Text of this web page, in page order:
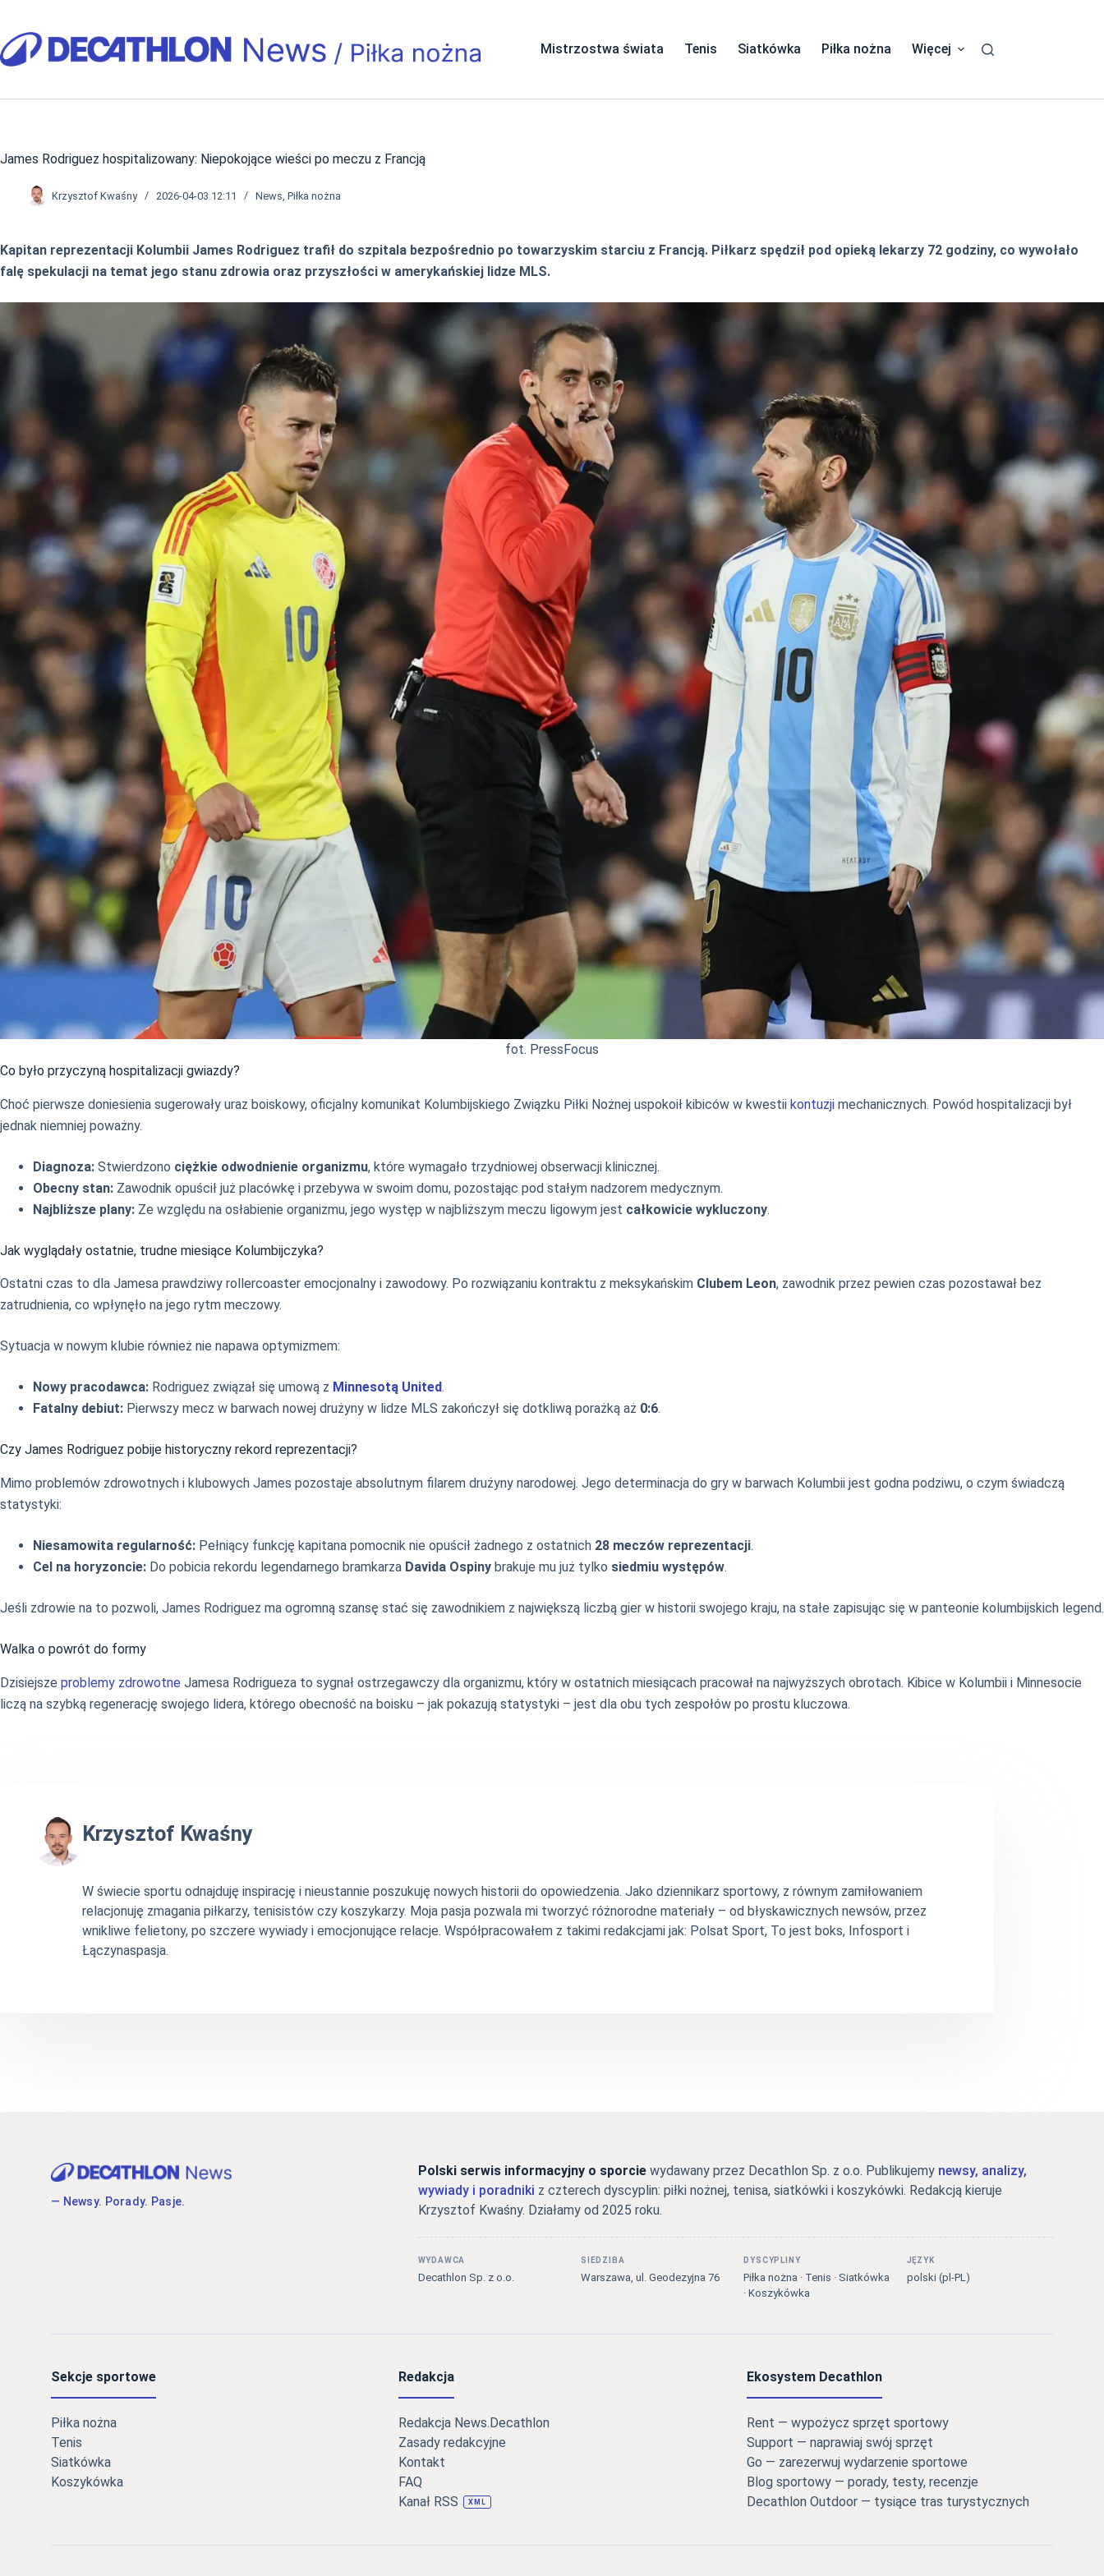
treści
Mistrzostwa świata Tenis Siatkówka Piłka nożna Więcej
James Rodriguez hospitalizowany: Niepokojące wieści po meczu z Francją
Krzysztof Kwaśny 2026-04-03 12:11 News ,Piłka nożna
Kapitan reprezentacji Kolumbii James Rodriguez trafił do szpitala bezpośrednio po towarzyskim starciu z Francją. Piłkarz spędził pod opieką lekarzy 72 godziny, co wywołało
falę spekulacji na temat jego stanu zdrowia oraz przyszłości w amerykańskiej lidze MLS.
fot. PressFocus
Co było przyczyną hospitalizacji gwiazdy?
Choć pierwsze doniesienia sugerowały uraz boiskowy, oficjalny komunikat Kolumbijskiego Związku Piłki Nożnej uspokoił kibiców w kwestii kontuzji mechanicznych. Powód hospitalizacji był
jednak niemniej poważny.
Diagnoza: Stwierdzono ciężkie odwodnienie organizmu, które wymagało trzydniowej obserwacji klinicznej.
Obecny stan: Zawodnik opuścił już placówkę i przebywa w swoim domu, pozostając pod stałym nadzorem medycznym.
Najbliższe plany: Ze względu na osłabienie organizmu, jego występ w najbliższym meczu ligowym jest całkowicie wykluczony.
Jak wyglądały ostatnie, trudne miesiące Kolumbijczyka?
Ostatni czas to dla Jamesa prawdziwy rollercoaster emocjonalny i zawodowy. Po rozwiązaniu kontraktu z meksykańskim Clubem Leon, zawodnik przez pewien czas pozostawał bez
zatrudnienia, co wpłynęło na jego rytm meczowy.
Sytuacja w nowym klubie również nie napawa optymizmem:
Nowy pracodawca: Rodriguez związał się umową z Minnesotą United.
Fatalny debiut: Pierwszy mecz w barwach nowej drużyny w lidze MLS zakończył się dotkliwą porażką aż 0:6.
Czy James Rodriguez pobije historyczny rekord reprezentacji?
Mimo problemów zdrowotnych i klubowych James pozostaje absolutnym filarem drużyny narodowej. Jego determinacja do gry w barwach Kolumbii jest godna podziwu, o czym świadczą
statystyki:
Niesamowita regularność: Pełniący funkcję kapitana pomocnik nie opuścił żadnego z ostatnich 28 meczów reprezentacji.
Cel na horyzoncie: Do pobicia rekordu legendarnego bramkarza Davida Ospiny brakuje mu już tylko siedmiu występów.
Jeśli zdrowie na to pozwoli, James Rodriguez ma ogromną szansę stać się zawodnikiem z największą liczbą gier w historii swojego kraju, na stałe zapisując się w panteonie kolumbijskich legend.
Walka o powrót do formy
Dzisiejsze problemy zdrowotne Jamesa Rodrigueza to sygnał ostrzegawczy dla organizmu, który w ostatnich miesiącach pracował na najwyższych obrotach. Kibice w Kolumbii i Minnesocie
liczą na szybką regenerację swojego lidera, którego obecność na boisku – jak pokazują statystyki – jest dla obu tych zespołów po prostu kluczowa.
Krzysztof Kwaśny
W świecie sportu odnajduję inspirację i nieustannie poszukuję nowych historii do opowiedzenia. Jako dziennikarz sportowy, z równym zamiłowaniem
relacjonuję zmagania piłkarzy, tenisistów czy koszykarzy. Moja pasja pozwala mi tworzyć różnorodne materiały – od błyskawicznych newsów, przez
wnikliwe felietony, po szczere wywiady i emocjonujące relacje. Współpracowałem z takimi redakcjami jak: Polsat Sport, To jest boks, Infosport i
Łączynaspasja.
— Newsy. Porady. Pasje.
Polski serwis informacyjny o sporciewydawany przez Decathlon Sp. z o.o. Publikujemy newsy, analizy,
wywiady i poradniki z czterech dyscyplin: piłki nożnej, tenisa, siatkówki i koszykówki. Redakcją kieruje
Krzysztof Kwaśny. Działamy od 2025 roku.
WYDAWCA
Decathlon Sp. z o.o.
SIEDZIBA
Warszawa, ul. Geodezyjna 76
DYSCYPLINY
Piłka nożna · Tenis · Siatkówka
· Koszykówka
JĘZYK
polski (pl-PL)
Sekcje sportowe
Piłka nożna
Tenis
Siatkówka
Koszykówka
Redakcja
Redakcja News.Decathlon
Zasady redakcyjne
Kontakt
FAQ
Kanał RSS
XML
Ekosystem Decathlon
Rent — wypożycz sprzęt sportowy
Support — naprawiaj swój sprzęt
Go — zarezerwuj wydarzenie sportowe
Blog sportowy — porady, testy, recenzje
Decathlon Outdoor — tysiące tras turystycznych